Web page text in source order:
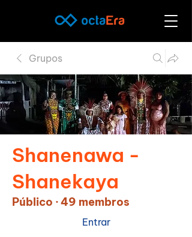
Grupos
Shanenawa -
Shanekaya
Público ·49 membros
Entrar